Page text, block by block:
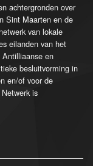
achtergronden over
Sint Maarten en de
van lokale
eilanden van het
en
besluitvorming in
en/of voor de
is